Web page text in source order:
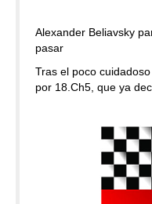
Alexander Beliavsky
pasar
Tras el poco
por 18.Ch5, que ya